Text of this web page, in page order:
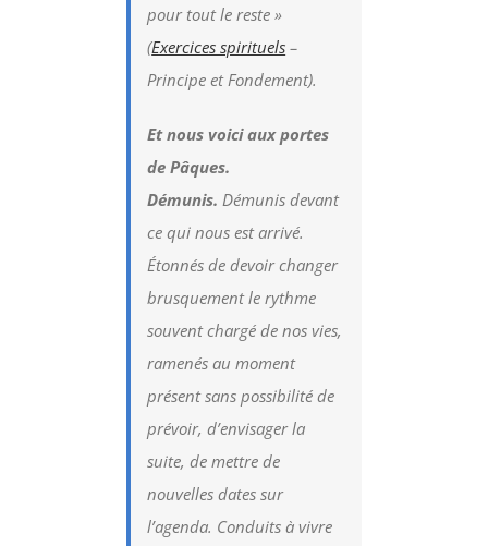
pour tout le reste »
(Exercices spirituels –
Principe et Fondement).
Et nous voici aux portes
de Pâques.
Démunis. Démunis devant
ce qui nous est arrivé.
Étonnés de devoir changer
brusquement le rythme
souvent chargé de nos vies,
ramenés au moment
présent sans possibilité de
prévoir, d’envisager la
suite, de mettre de
nouvelles dates sur
l’agenda. Conduits à vivre